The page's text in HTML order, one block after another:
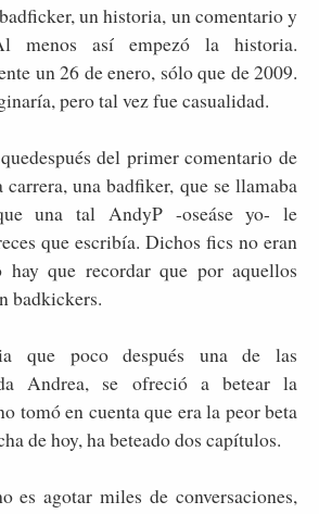
un historia, un comentario y
menos así empezó la historia.
un 26 de enero, sólo que de 2009.
pero tal vez fue casualidad.
del primer comentario de
una badfiker, que se llamaba
una tal AndyP -oseáse yo- le
que escribía. Dichos fics no eran
hay que recordar que por aquellos
badkickers.
que poco después una de las
Andrea, se ofreció a betear la
tomó en cuenta que era la peor beta
de hoy, ha beteado dos capítulos.
es agotar miles de conversaciones,